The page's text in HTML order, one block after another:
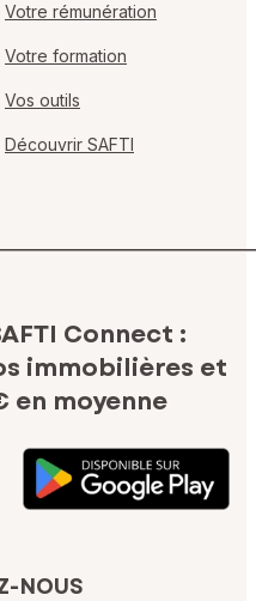
Votre rémunération
Votre formation
Vos outils
Découvrir SAFTI
Connect :
immobilières et
en moyenne
NOUS